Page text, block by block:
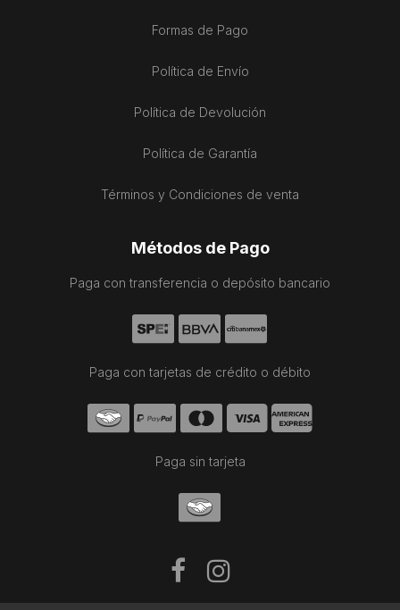
Formas de Pago
Política de Envío
Política de Devolución
Política de Garantía
Términos y Condiciones de venta
Métodos de Pago
Paga con transferencia o depósito bancario
Paga con tarjetas de crédito o débito
Paga sin tarjeta